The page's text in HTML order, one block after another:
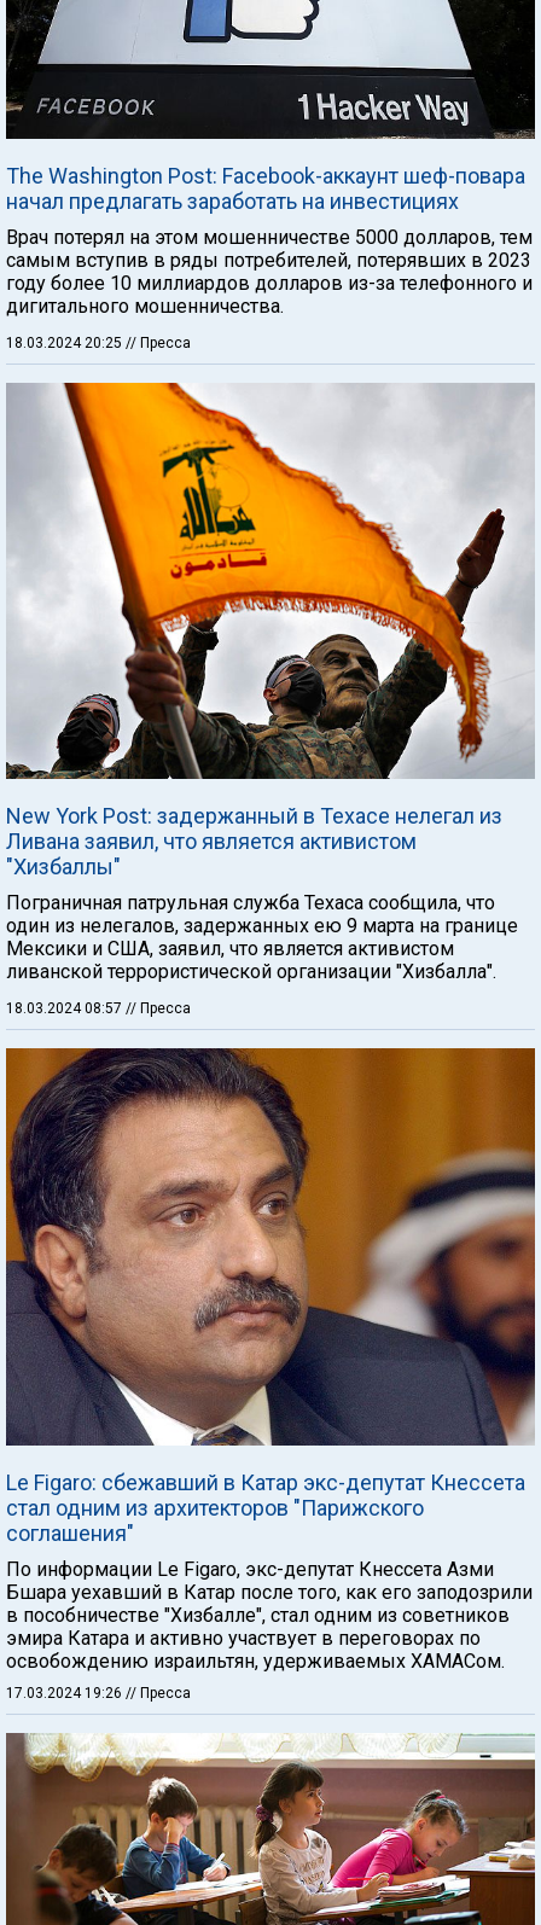
The Washington Post: Facebook-аккаунт шеф-повара
начал предлагать заработать на инвестициях
Врач потерял на этом мошенничестве 5000 долларов, тем
самым вступив в ряды потребителей, потерявших в 2023
году более 10 миллиардов долларов из-за телефонного и
дигитального мошенничества.
18.03.2024 20:25 // Пресса
New York Post: задержанный в Техасе нелегал из
Ливана заявил, что является активистом
"Хизбаллы"
Пограничная патрульная служба Техаса сообщила, что
один из нелегалов, задержанных ею 9 марта на границе
Мексики и США, заявил, что является активистом
ливанской террористической организации "Хизбалла".
18.03.2024 08:57 // Пресса
Le Figaro: сбежавший в Катар экс-депутат Кнессета
стал одним из архитекторов "Парижского
соглашения"
По информации Le Figaro, экс-депутат Кнессета Азми
Бшара уехавший в Катар после того, как его заподозрили
в пособничестве "Хизбалле", стал одним из советников
эмира Катара и активно участвует в переговорах по
освобождению израильтян, удерживаемых ХАМАСом.
17.03.2024 19:26 // Пресса